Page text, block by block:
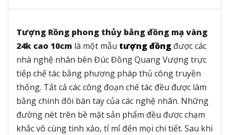
Tượng Rồng phong thủy bằng đồng mạ vàng
24k cao 10cm là một mẫu tượng đồng được các
nhà nghệ nhân bên Đúc Đồng Quang Vượng trực
tiếp chế tác bằng phương pháp thủ công truyền
thống. Tất cả các công đoạn chế tác đều được làm
bằng chính đôi bàn tay của các nghệ nhân. Những
đường nét trên bề mặt sản phẩm đều được chạm
khắc vô cùng tinh xảo, tỉ mỉ đến mọi chi tiết. Sau khi